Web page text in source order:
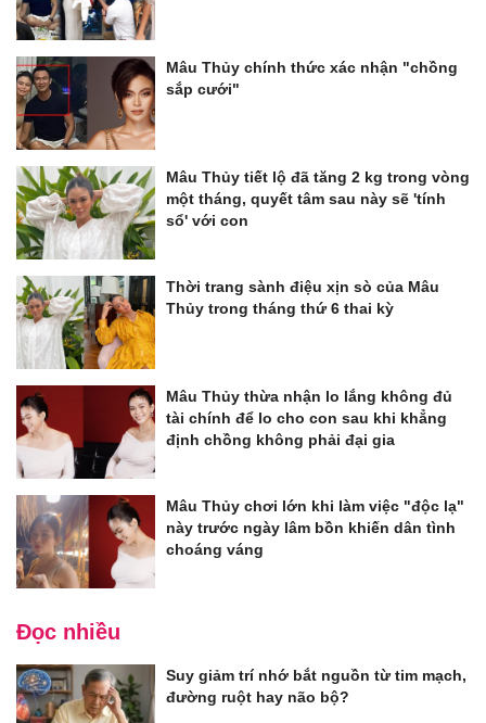
Mâu Thủy chính thức xác nhận "chồng
sắp cưới"
Mâu Thủy tiết lộ đã tăng 2 kg trong vòng
một tháng, quyết tâm sau này sẽ 'tính
sổ' với con
Thời trang sành điệu xịn sò của Mâu
Thủy trong tháng thứ 6 thai kỳ
Mâu Thủy thừa nhận lo lắng không đủ
tài chính để lo cho con sau khi khẳng
định chồng không phải đại gia
Mâu Thủy chơi lớn khi làm việc "độc lạ"
này trước ngày lâm bồn khiến dân tình
choáng váng
Đọc nhiều
Suy giảm trí nhớ bắt nguồn từ tim mạch,
đường ruột hay não bộ?